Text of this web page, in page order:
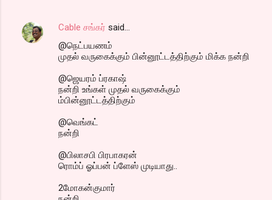
Cable சங்கர் said…
@நெட்பயணம்
முதல் வருகைக்கும் பின்னூட்டத்திற்கும் மிக்க நன்றி
@ஜெயரம் ப்ரகாஷ்
நன்றி உங்கள் முதல் வருகைக்கும்
ம்பின்னூட்டத்திற்கும்
@வெங்கட்
நன்றி
@பிலாசபி பிரபாகரன்
ரொம்ப் ஓப்பன் ப்ளேஸ் முடியாது..
2மோகன்குமார்